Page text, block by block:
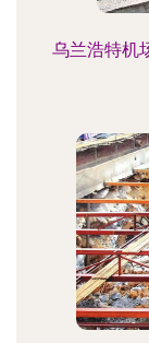
乌兰浩特机